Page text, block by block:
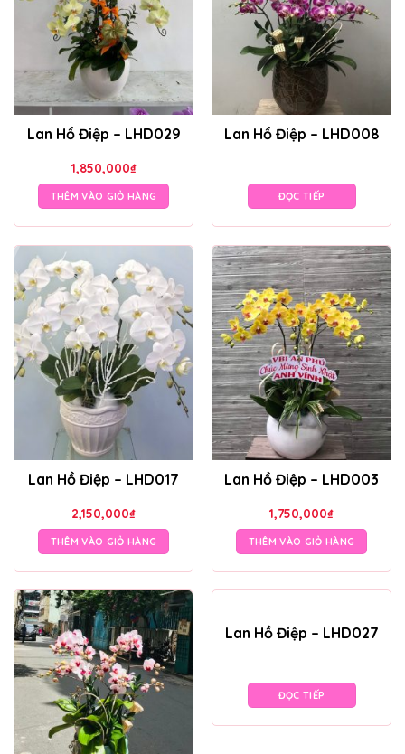
Lan Hồ Điệp – LHD029
1,850,000₫
THÊM VÀO GIỎ HÀNG
Lan Hồ Điệp – LHD008
ĐỌC TIẾP
Lan Hồ Điệp – LHD017
2,150,000₫
THÊM VÀO GIỎ HÀNG
Lan Hồ Điệp – LHD003
1,750,000₫
THÊM VÀO GIỎ HÀNG
Lan Hồ Điệp – LHD027
ĐỌC TIẾP